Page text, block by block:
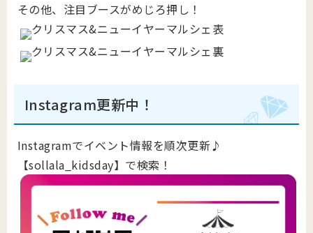
その他、注目ブースがめじろ押し！
Instagram更新中！
Instagramでイベント情報を順次更新♪
【sollala_kidsday】で検索！